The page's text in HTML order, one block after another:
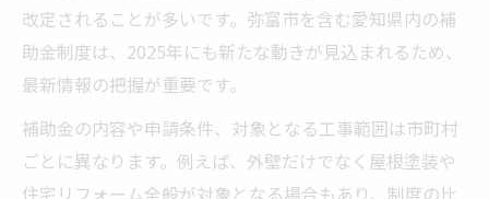
改定されることが多いです。弥富市を含む愛知県内の補
助金制度は、2025年にも新たな動きが見込まれるため、
最新情報の把握が重要です。
補助金の内容や申請条件、対象となる工事範囲は市町村
ごとに異なります。例えば、外壁だけでなく屋根塗装や
住宅リフォーム全般が対象となる場合もあり、制度の比